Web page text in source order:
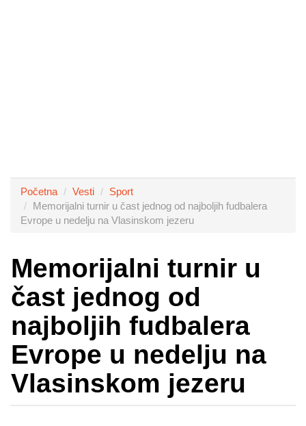
Početna Vesti
Sport
Memorijalni turnir u čast jednog od najboljih fudbalera
Evrope u nedelju na Vlasinskom jezeru
Memorijalni turnir u
čast jednog od
najboljih fudbalera
Evrope u nedelju na
Vlasinskom jezeru